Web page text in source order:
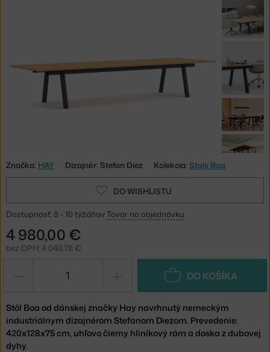
Značka: HAY Dizajnér: Stefan Diez Kolekcia: Stoly Boa
DO WISHLISTU
Dostupnosť: 8 - 10 týždňov Tovar na objednávku
4 980,00 €
bez DPH: 4 048,78 €
DO KOŠÍKA
Stôl Boa od dánskej značky Hay navrhnutý nemeckým
industriálnym dizajnérom Stefanom Diezom. Prevedenie:
420x128x75 cm, uhľovo čierny hliníkový rám a doska z dubovej
dyhy.